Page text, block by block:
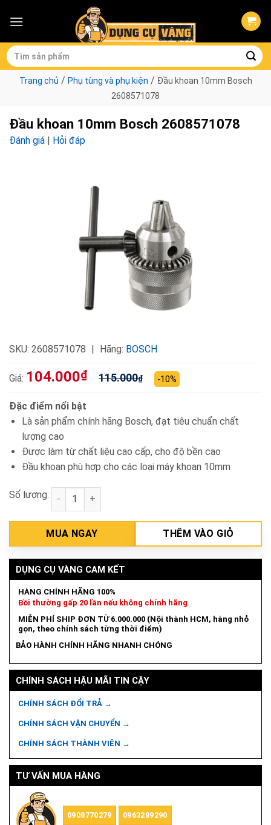
Tìm
kiếm:
Trang chủ / Phụ tùng và phụ kiện / Đầu khoan 10mm Bosch
2608571078
Đầu khoan 10mm Bosch 2608571078
Đánh giá | Hỏi đáp
SKU: 2608571078 Hãng: BOSCH
Giá: 104.000₫ 115.000₫ -10%
Đặc điểm nổi bật
Là sản phẩm chính hãng Bosch, đạt tiêu chuẩn chất
lượng cao
Được làm từ chất liệu cao cấp, cho độ bền cao
Đầu khoan phù hợp cho các loại máy khoan 10mm
Số lượng: Đầu khoan 10mm Bosch 2608571078 số lượng
MUA NGAY THÊM VÀO GIỎ
DỤNG CỤ VÀNG CAM KẾT
HÀNG CHÍNH HÃNG 100%
Bồi thường gấp 20 lần nếu không chính hãng
MIỄN PHÍ SHIP ĐƠN TỪ 6.000.000 (Nội thành HCM, hàng nhỏ
gọn, theo chính sách từng thời điểm)
BẢO HÀNH CHÍNH HÃNG NHANH CHÓNG
CHÍNH SÁCH HẬU MÃI TIN CẬY
CHÍNH SÁCH ĐỔI TRẢ →
CHÍNH SÁCH VẬN CHUYỂN →
CHÍNH SÁCH THÀNH VIÊN →
TƯ VẤN MUA HÀNG
0908770279 0963289290